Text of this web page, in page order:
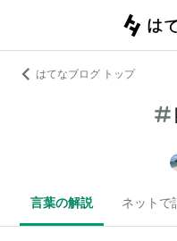
はてなブログ トップ
言葉の解説 ネットで